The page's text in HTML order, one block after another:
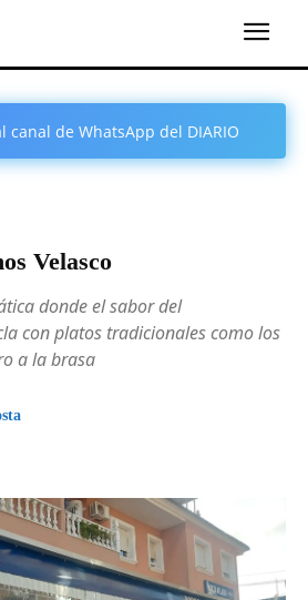
canal de WhatsApp del DIARIO
Velasco
donde el sabor del
con platos tradicionales como los
a la brasa